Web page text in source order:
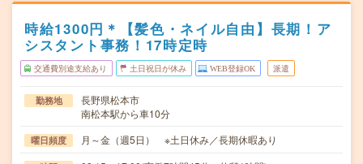
時給1300円＊【髪色・ネイル自由】長期！ア
シスタント事務！17時定時
交通費別途支給あり 土日祝日が休み WEB登録OK 派遣
勤務地
長野県松本市
南松本駅から車10分
曜日頻度 月～金（週5日） ※土日休み／長期休暇あり